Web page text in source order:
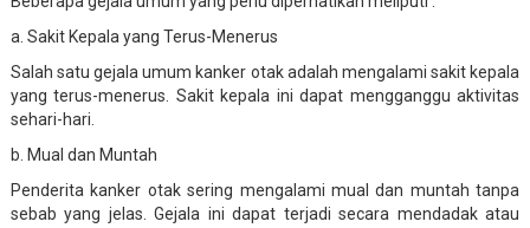
a. Sakit Kepala yang Terus-Menerus
Salah satu gejala umum kanker otak adalah mengalami sakit kepala
yang terus-menerus. Sakit kepala ini dapat mengganggu aktivitas
sehari-hari.
b. Mual dan Muntah
Penderita kanker otak sering mengalami mual dan muntah tanpa
sebab yang jelas. Gejala ini dapat terjadi secara mendadak atau